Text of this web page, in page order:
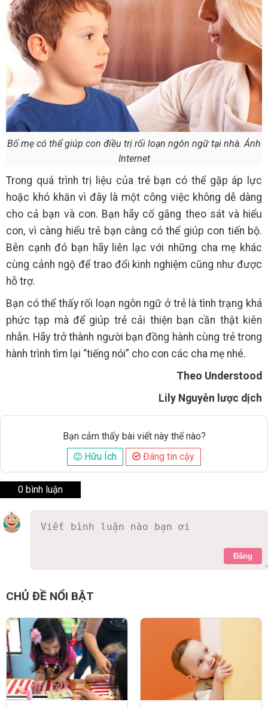
Bố mẹ có thể giúp con điều trị rối loạn ngôn ngữ tại nhà. Ảnh
Internet
Trong quá trình trị liệu của trẻ bạn có thể gặp áp lực
hoặc khó khăn vì đây là một công việc không dễ dàng
cho cả bạn và con. Bạn hãy cố gắng theo sát và hiểu
con, vì càng hiểu trẻ bạn càng có thể giúp con tiến bộ.
Bên cạnh đó bạn hãy liên lạc với những cha mẹ khác
cùng cảnh ngộ để trao đổi kinh nghiệm cũng như được
hỗ trợ.
Bạn có thể thấy rối loạn ngôn ngữ ở trẻ là tình trạng khá
phức tạp mà để giúp trẻ cải thiện bạn cần thật kiên
nhẫn. Hãy trở thành người bạn đồng hành cùng trẻ trong
hành trình tìm lại “tiếng nói” cho con các cha mẹ nhé.
Theo Understood
Lily Nguyễn lược dịch
Bạn cảm thấy bài viết này thế nào?
Hữu Ích
Đáng tin cậy
0 bình luận
Đăng
CHỦ ĐỀ NỔI BẬT